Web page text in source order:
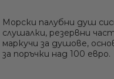
Морски палубни душ
слушалки, резервни
маркучи за душове,
за поръчки над 100 евро.